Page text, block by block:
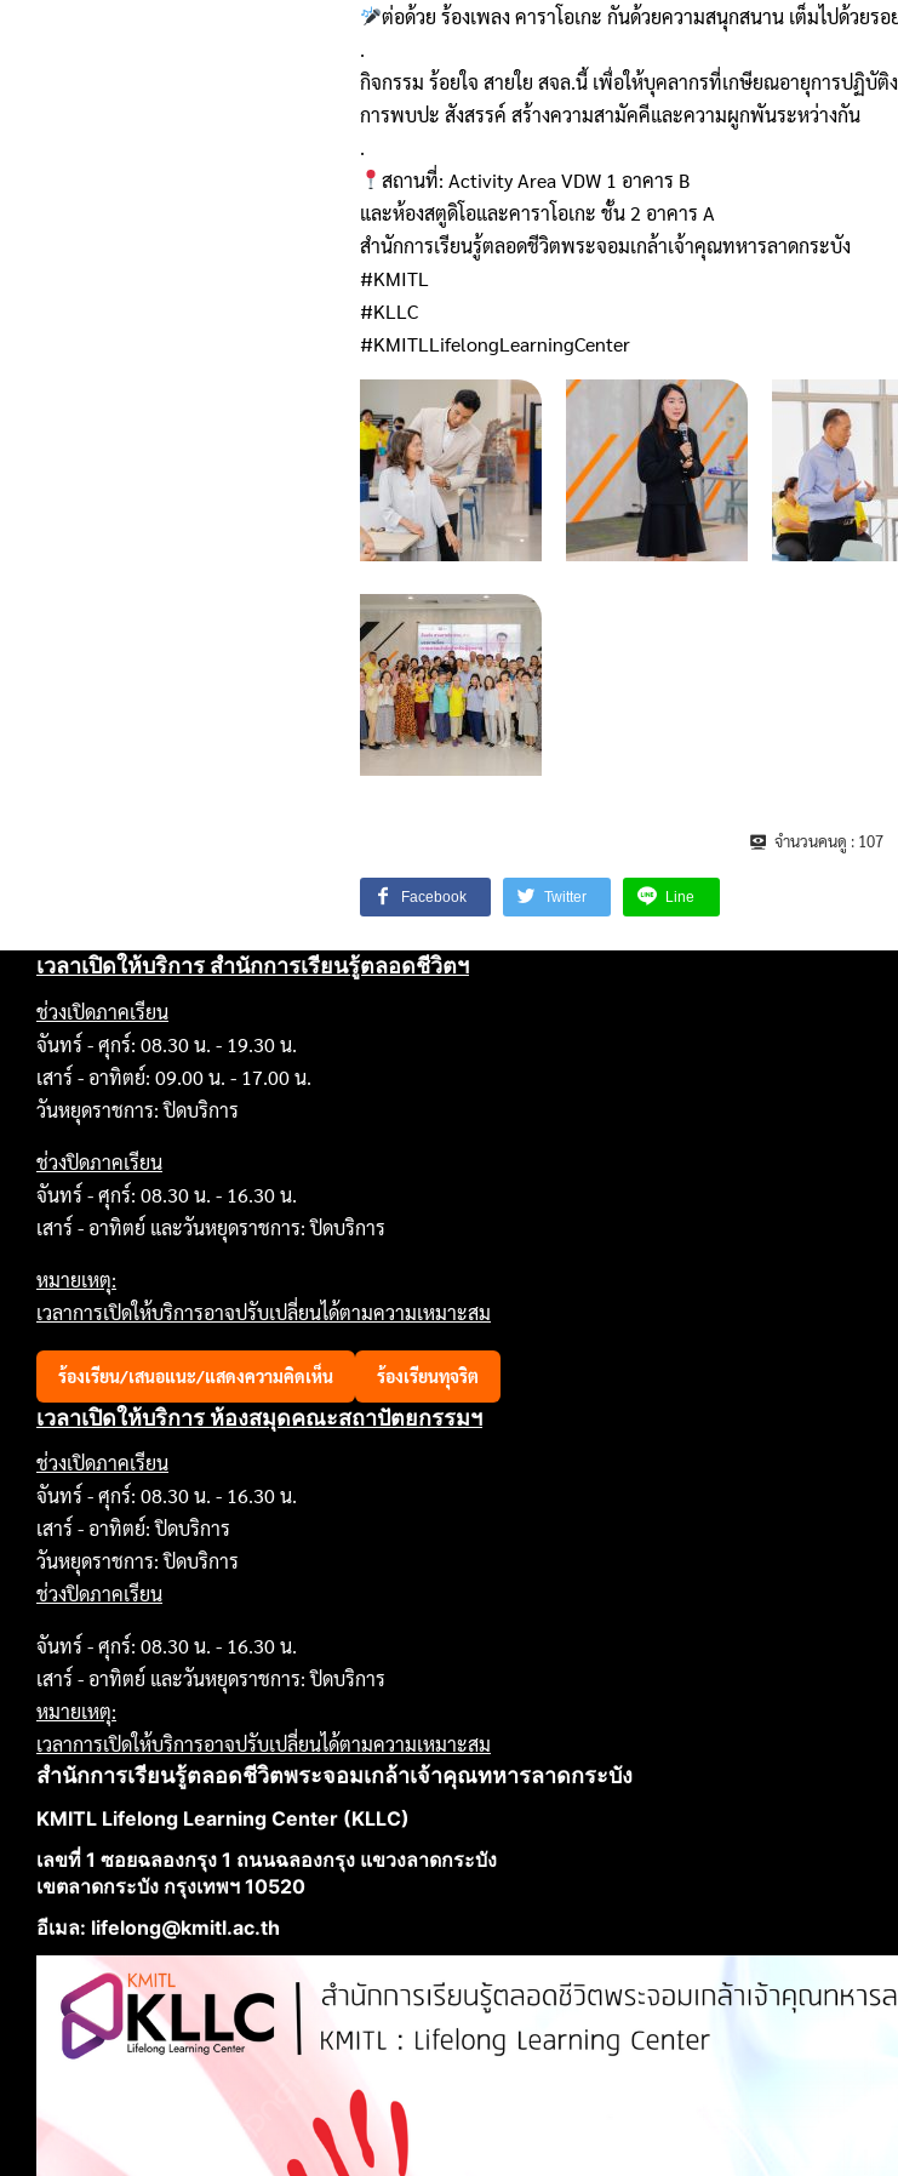
ต่อด้วย ร้องเพลง คาราโอเกะ กันด้วยความสนุกสนาน เต็มไปด้วยรอ
.
กิจกรรม ร้อยใจ สายใย สจล.นี้ เพื่อให้บุคลากรที่เกษียณอายุการปฏิ
การพบปะ สังสรรค์ สร้างความสามัคคีและความผูกพันระหว่างกัน
.
สถานที่: Activity Area VDW 1 อาคาร B
และห้องสตูดิโอและคาราโอเกะ ชั้น 2 อาคาร A
สำนักการเรียนรู้ตลอดชีวิตพระจอมเกล้าเจ้าคุณทหารลาดกระบัง
#KMITL
#KLLC
#KMITLLifelongLearningCenter
จำนวนคนดู : 107
Facebook Twitter Line
เวลาเปิดให้บริการ สำนักการเรียนรู้ตลอดชีวิตฯ
ช่วงเปิดภาคเรียน
จันทร์ - ศุกร์: 08.30 น. - 19.30 น.
เสาร์ - อาทิตย์: 09.00 น. - 17.00 น.
วันหยุดราชการ: ปิดบริการ
ช่วงปิดภาคเรียน
จันทร์ - ศุกร์: 08.30 น. - 16.30 น.
เสาร์ - อาทิตย์ และวันหยุดราชการ: ปิดบริการ
หมายเหตุ:
เวลาการเปิดให้บริการอาจปรับเปลี่ยนได้ตามความเหมาะสม
ร้องเรียน/เสนอแนะ/แสดงความคิดเห็น ร้องเรียนทุจริต
เวลาเปิดให้บริการ ห้องสมุดคณะสถาปัตยกรรมฯ
ช่วงเปิดภาคเรียน
จันทร์ - ศุกร์: 08.30 น. - 16.30 น.
เสาร์ - อาทิตย์: ปิดบริการ
วันหยุดราชการ: ปิดบริการ
ช่วงปิดภาคเรียน
จันทร์ - ศุกร์: 08.30 น. - 16.30 น.
เสาร์ - อาทิตย์ และวันหยุดราชการ: ปิดบริการ
หมายเหตุ:
เวลาการเปิดให้บริการอาจปรับเปลี่ยนได้ตามความเหมาะสม
สำนักการเรียนรู้ตลอดชีวิตพระจอมเกล้าเจ้าคุณทหารลาดกระบัง
KMITL Lifelong Learning Center (KLLC)
เลขที่ 1 ซอยฉลองกรุง 1 ถนนฉลองกรุง แขวงลาดกระบัง
เขตลาดกระบัง กรุงเทพฯ 10520
อีเมล: lifelong@kmitl.ac.th